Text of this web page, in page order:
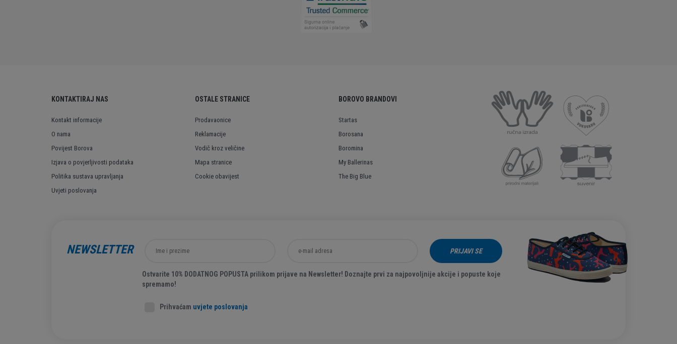
KONTAKTIRAJ NAS
Kontakt informacije
O nama
Povijest Borova
Izjava o povjerljivosti podataka
Politika sustava upravljanja
Uvjeti poslovanja
OSTALE STRANICE
Prodavaonice
Reklamacije
Vodič kroz veličine
Mapa stranice
Cookie obavijest
BOROVO BRANDOVI
Startas
Borosana
Boromina
My Ballerinas
The Big Blue
NEWSLETTER PRIJAVI SE
Ostvarite 10% DODATNOG POPUSTA prilikom prijave na Newsletter! Doznajte prvi za najpovoljnije akcije i popuste koje
spremamo!
Prihvaćam uvjete poslovanja